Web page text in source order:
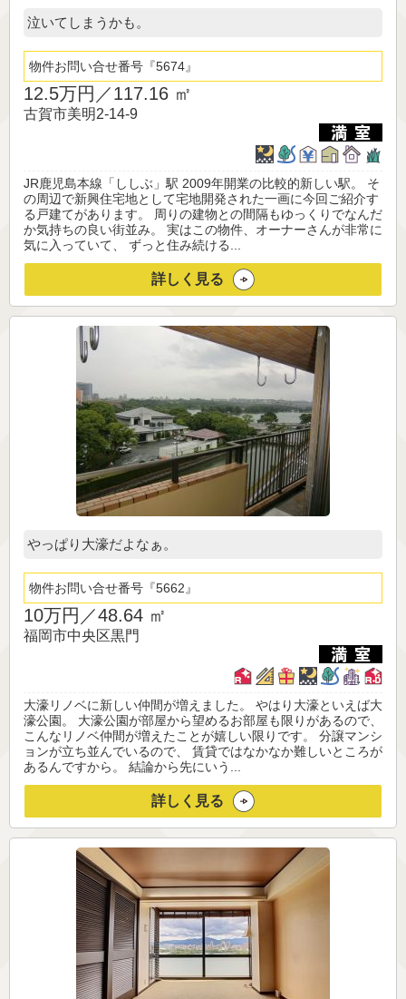
泣いてしまうかも。
物件お問い合せ番号 5674
12.5万円／117.16 ㎡
古賀市美明2-14-9
JR鹿児島本線「ししぶ」駅 2009年開業の比較的新しい駅。 そ
の周辺で新興住宅地として宅地開発された一画に今回ご紹介す
る戸建てがあります。 周りの建物との間隔もゆっくりでなんだ
か気持ちの良い街並み。 実はこの物件、オーナーさんが非常に
気に入っていて、 ずっと住み続ける...
詳しく見る
やっぱり大濠だよなぁ。
物件お問い合せ番号 5662
10万円／48.64 ㎡
福岡市中央区黒門
大濠リノベに新しい仲間が増えました。 やはり大濠といえば大
濠公園。 大濠公園が部屋から望めるお部屋も限りがあるので、
こんなリノベ仲間が増えたことが嬉しい限りです。 分譲マンシ
ョンが立ち並んでいるので、 賃貸ではなかなか難しいところが
あるんですから。 結論から先にいう...
詳しく見る